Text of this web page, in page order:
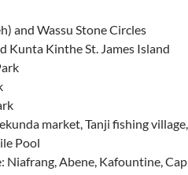
and Wassu Stone Circles
Kunta Kinthe St. James Island
market, Tanji fishing village,
Pool
Niafrang, Abene, Kafountine, Cap